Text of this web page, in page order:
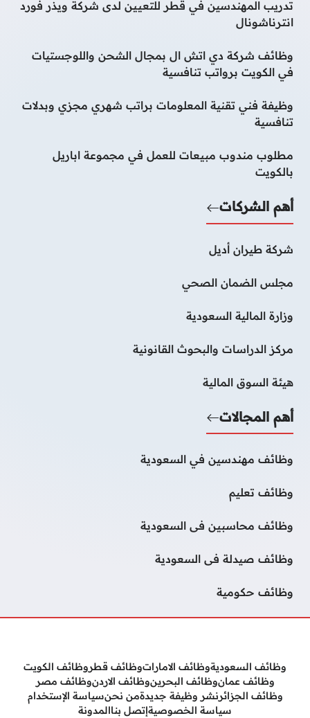
تدريب المهندسين في قطر للتعيين لدى شركة ويذر فورد
انترناشونال
وظائف شركة دي اتش ال بمجال الشحن واللوجستيات
في الكويت برواتب تنافسية
وظيفة فني تقنية المعلومات براتب شهري مجزي وبدلات
تنافسية
مطلوب مندوب مبيعات للعمل في مجموعة اباريل
بالكويت
أهم الشركات
شركة طيران أديل
مجلس الضمان الصحي
وزارة المالية السعودية
مركز الدراسات والبحوث القانونية
هيئة السوق المالية
أهم المجالات
وظائف مهندسين في السعودية
وظائف تعليم
وظائف محاسبين فى السعودية
وظائف صيدلة فى السعودية
وظائف حكومية
وظائف السعوديةوظائف الاماراتوظائف قطروظائف الكويت
وظائف عمانوظائف البحرينوظائف الاردنوظائف مصر
وظائف الجزائرنشر وظيفة جديدةمن نحنسياسة الإستخدام
سياسة الخصوصيةإتصل بناالمدونة